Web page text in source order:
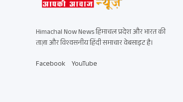
Himachal Now News हिमाचल प्रदेश और भारत की
ताज़ा और विश्वसनीय हिंदी समाचार वेबसाइट है।
Facebook YouTube